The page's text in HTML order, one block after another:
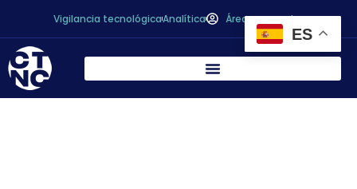
Vigilancia tecnológicaAnalítica Área personal
ES